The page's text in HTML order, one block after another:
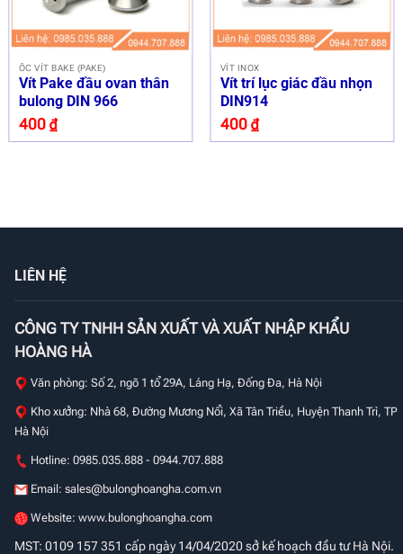
ỐC VÍT BAKE (PAKE)
Vít Pake đầu ovan thân
bulong DIN 966
400 ₫
VÍT INOX
Vít trí lục giác đầu nhọn
DIN914
400 ₫
LIÊN HỆ
CÔNG TY TNHH SẢN XUẤT VÀ XUẤT NHẬP KHẨU
HOÀNG HÀ
Văn phòng: Số 2, ngõ 1 tổ 29A, Láng Hạ, Đống Đa, Hà Nội
Kho xưởng: Nhà 68, Đường Mương Nổi, Xã Tân Triều, Huyện Thanh Trì, TP
Hà Nội
Hotline: 0985.035.888 - 0944.707.888
Email: sales@bulonghoangha.com.vn
Website: www.bulonghoangha.com
MST: 0109 157 351 cấp ngày 14/04/2020 sở kế hoạch đầu tư Hà Nội.